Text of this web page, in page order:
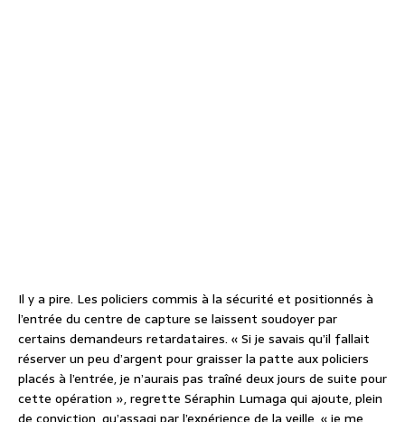
Il y a pire. Les policiers commis à la sécurité et positionnés à
l’entrée du centre de capture se laissent soudoyer par
certains demandeurs retardataires. « Si je savais qu’il fallait
réserver un peu d’argent pour graisser la patte aux policiers
placés à l’entrée, je n’aurais pas traîné deux jours de suite pour
cette opération », regrette Séraphin Lumaga qui ajoute, plein